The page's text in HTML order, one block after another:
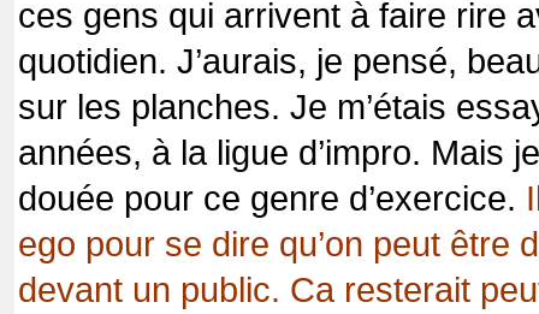
ces gens qui arrivent à faire rire
quotidien. J’aurais, je pensé,
sur les planches. Je m’étais
années, à la ligue d’impro. Mais
douée pour ce genre d’exercice.
ego pour se dire qu’on peut être
devant un public. Ca resterait